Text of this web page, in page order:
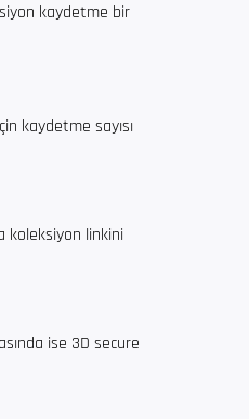
kaydetme bir
kaydetme sayısı
koleksiyon linkini
ise 3D secure